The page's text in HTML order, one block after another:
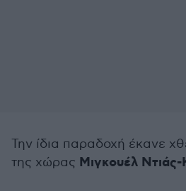
Την ίδια παραδοχή έκανε
της χώρας Μιγκουέλ